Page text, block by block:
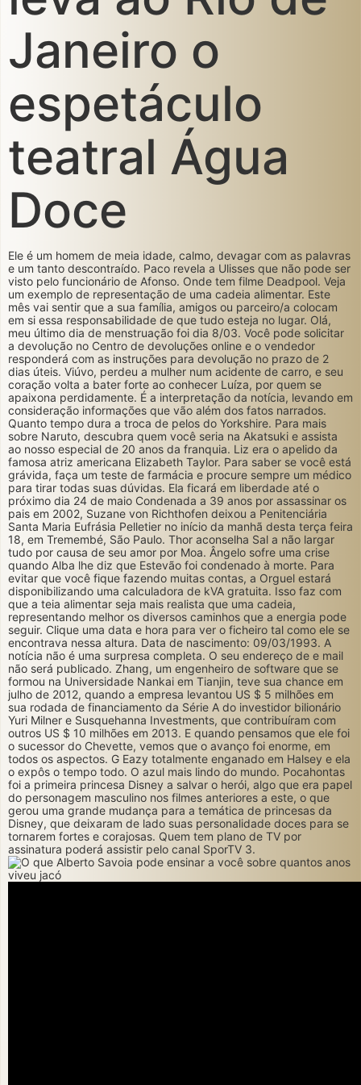
Janeiro o
espetáculo
teatral Água
Doce
Ele é um homem de meia idade, calmo, devagar com as palavras
e um tanto descontraído. Paco revela a Ulisses que não pode ser
visto pelo funcionário de Afonso. Onde tem filme Deadpool. Veja
um exemplo de representação de uma cadeia alimentar. Este
mês vai sentir que a sua família, amigos ou parceiro/a colocam
em si essa responsabilidade de que tudo esteja no lugar. Olá,
meu último dia de menstruação foi dia 8/03. Você pode solicitar
a devolução no Centro de devoluções online e o vendedor
responderá com as instruções para devolução no prazo de 2
dias úteis. Viúvo, perdeu a mulher num acidente de carro, e seu
coração volta a bater forte ao conhecer Luíza, por quem se
apaixona perdidamente. É a interpretação da notícia, levando em
consideração informações que vão além dos fatos narrados.
Quanto tempo dura a troca de pelos do Yorkshire. Para mais
sobre Naruto, descubra quem você seria na Akatsuki e assista
ao nosso especial de 20 anos da franquia. Liz era o apelido da
famosa atriz americana Elizabeth Taylor. Para saber se você está
grávida, faça um teste de farmácia e procure sempre um médico
para tirar todas suas dúvidas. Ela ficará em liberdade até o
próximo dia 24 de maio Condenada a 39 anos por assassinar os
pais em 2002, Suzane von Richthofen deixou a Penitenciária
Santa Maria Eufrásia Pelletier no início da manhã desta terça feira
18, em Tremembé, São Paulo. Thor aconselha Sal a não largar
tudo por causa de seu amor por Moa. Ângelo sofre uma crise
quando Alba lhe diz que Estevão foi condenado à morte. Para
evitar que você fique fazendo muitas contas, a Orguel estará
disponibilizando uma calculadora de kVA gratuita. Isso faz com
que a teia alimentar seja mais realista que uma cadeia,
representando melhor os diversos caminhos que a energia pode
seguir. Clique uma data e hora para ver o ficheiro tal como ele se
encontrava nessa altura. Data de nascimento: 09/03/1993. A
notícia não é uma surpresa completa. O seu endereço de e mail
não será publicado. Zhang, um engenheiro de software que se
formou na Universidade Nankai em Tianjin, teve sua chance em
julho de 2012, quando a empresa levantou US $ 5 milhões em
sua rodada de financiamento da Série A do investidor bilionário
Yuri Milner e Susquehanna Investments, que contribuíram com
outros US $ 10 milhões em 2013. E quando pensamos que ele foi
o sucessor do Chevette, vemos que o avanço foi enorme, em
todos os aspectos. G Eazy totalmente enganado em Halsey e ela
o expôs o tempo todo. O azul mais lindo do mundo. Pocahontas
foi a primeira princesa Disney a salvar o herói, algo que era papel
do personagem masculino nos filmes anteriores a este, o que
gerou uma grande mudança para a temática de princesas da
Disney, que deixaram de lado suas personalidade doces para se
tornarem fortes e corajosas. Quem tem plano de TV por
assinatura poderá assistir pelo canal SporTV 3.